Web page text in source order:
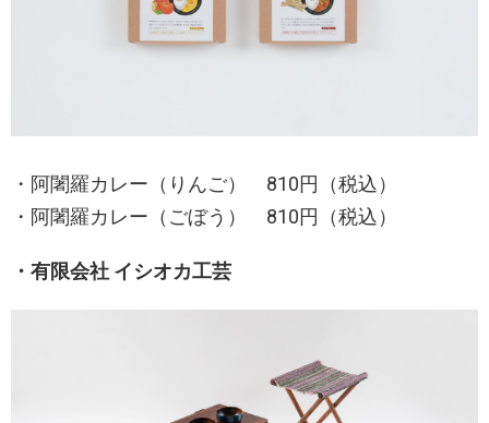
・阿闍羅カレー（りんご） 810円（税込）
・阿闍羅カレー（ごぼう） 810円（税込）
・有限会社 イシオカ工芸